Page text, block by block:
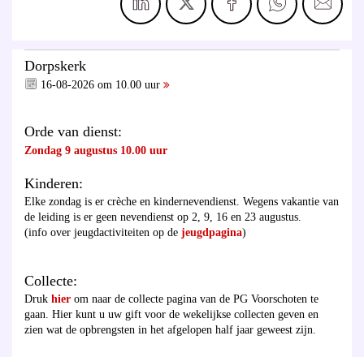
Dorpskerk
16-08-2026 om 10.00 uur
Orde van dienst:
Zondag 9 augustus 10.00 uur
Kinderen:
Elke zondag is er crèche en kindernevendienst. Wegens vakantie van
de leiding is er geen nevendienst op 2, 9, 16 en 23 augustus.
(info over jeugdactiviteiten op de jeugdpagina)
Collecte:
Druk hier om naar de collecte pagina van de PG Voorschoten te
gaan. Hier kunt u uw gift voor de wekelijkse collecten geven en
zien wat de opbrengsten in het afgelopen half jaar geweest zijn.